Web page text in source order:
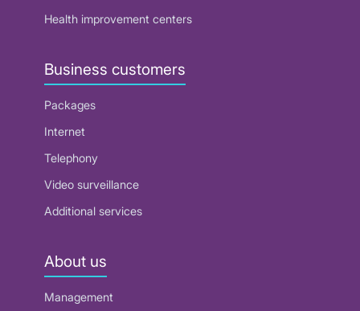
Health improvement centers
Business customers
Packages
Internet
Telephony
Video surveillance
Additional services
About us
Management